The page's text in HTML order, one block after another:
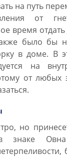
на путь
от
время отдать
было бы
в доме. В
на
от любых
но
знаке